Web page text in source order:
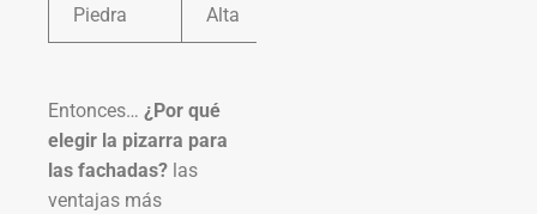
Piedra Alta
Entonces… ¿Por qué
elegir la pizarra para
las fachadas? las
ventajas más